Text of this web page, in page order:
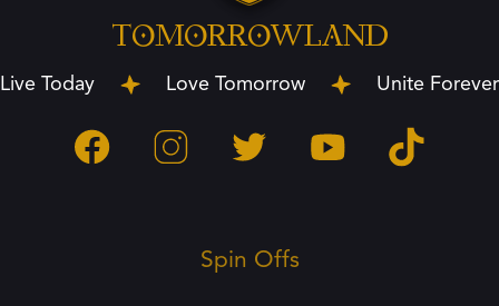
tomorrowland
Live Today Love Tomorrow Unite Forever
Spin Offs